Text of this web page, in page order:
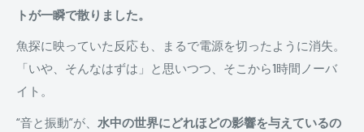
トが一瞬で散りました。
魚探に映っていた反応も、まるで電源を切ったように消失。
「いや、そんなはずは」と思いつつ、そこから1時間ノーバ
イト。
“音と振動”が、 水中の世界にどれほどの影響を与えているの